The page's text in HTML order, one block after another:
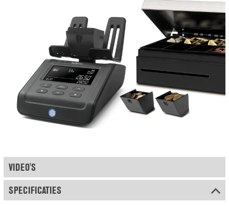
VIDEO'S
SPECIFICATIES